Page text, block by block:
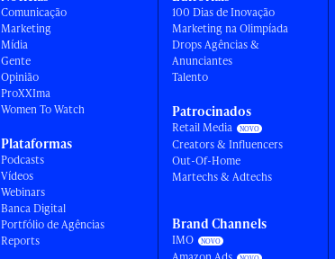
Comunicação
Marketing
Mídia
Gente
Opinião
ProXXIma
Women To Watch
Plataformas
Podcasts
Vídeos
Webinars
Banca Digital
Portfólio de Agências
Reports
100 Dias de Inovação
Marketing na Olimpíada
Drops Agências &
Anunciantes
Talento
Patrocinados
Retail Media
Creators & Influencers
Out-Of-Home
Martechs & Adtechs
Brand Channels
IMO